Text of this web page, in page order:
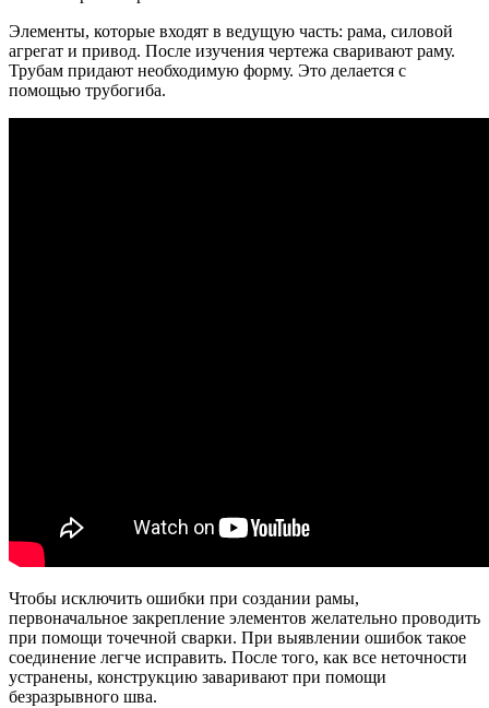
Элементы, которые входят в ведущую часть: рама, силовой
агрегат и привод. После изучения чертежа сваривают раму.
Трубам придают необходимую форму. Это делается с
помощью трубогиба.
Чтобы исключить ошибки при создании рамы,
первоначальное закрепление элементов желательно проводить
при помощи точечной сварки. При выявлении ошибок такое
соединение легче исправить. После того, как все неточности
устранены, конструкцию заваривают при помощи
безразрывного шва.